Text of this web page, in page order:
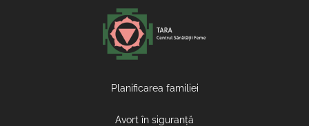
Planificarea familiei
Avort în siguranță